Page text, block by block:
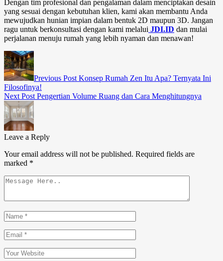
Dengan tim profesional dan pengalaman dalam menciptakan desain
yang sesuai dengan kebutuhan klien, kami akan membantu Anda
mewujudkan hunian impian dalam bentuk 2D maupun 3D. Jangan
ragu untuk berkonsultasi dengan kami melalui JDI.ID dan mulai
perjalanan menuju rumah yang lebih nyaman dan menawan!
Previous Post Konsep Rumah Zen Itu Apa? Ternyata Ini
Filosofinya!
Next Post Pengertian Volume Ruang dan Cara Menghitungnya
Leave a Reply
Your email address will not be published. Required fields are
marked *